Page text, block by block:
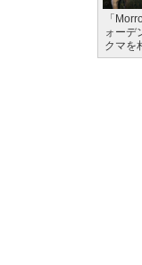
「
ォーデ
クマを